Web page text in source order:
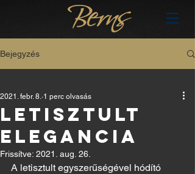
Bejegyzés
LETISZTULT
ELEGANCIA
2021. febr. 8. 1 perc olvasás
Frissítve: 2021. aug. 26.
A letisztult egyszerűségével hódító